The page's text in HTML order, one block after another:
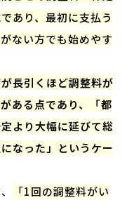
あり、最初に支払う
ない方でも始めやす
長引くほど調整料が
ある点であり、「都
より大幅に延びて総
なった」というケー
「1回の調整料がい